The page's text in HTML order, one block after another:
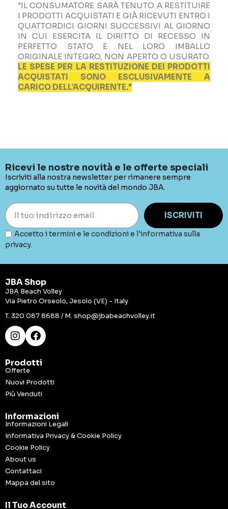
"IL CONSUMATORE SARÀ TENUTO A RESTITUIRE
I PRODOTTI ACQUISTATI E GIÀ RICEVUTI ENTRO I
QUATTORDICI GIORNI SUCCESSIVI AL GIORNO
IN CUI ESERCITA IL DIRITTO DI RECESSO IN
PERFETTO STATO E NEL LORO IMBALLO
ORIGINALE INTEGRO, NON APERTO O USURATO.
LE SPESE PER LA RESTITUZIONE DEI PRODOTTI
ACQUISTATI SONO ESCLUSIVAMENTE A
CARICO DELL’ACQUIRENTE."
Ricevi le nostre novità e le offerte speciali
Iscriviti alla nostra newsletter per rimanere sempre
aggiornato su tutte le novità del mondo JBA.
ISCRIVITI
Accetto i termini e le condizioni e l'informativa sulla
privacy.
JBA Shop
JBA Beach Volley
Via Pietro Orseolo, Jesolo (VE) - Italy
T. 320 087 8688 / M. shop@jbabeachvolley.it
Prodotti
Offerte
Nuovi Prodotti
Più Venduti
Informazioni
Informazioni Legali
Informativa Privacy & Cookie Policy
Cookie Policy
About us
Contattaci
Mappa del sito
Il Tuo Account